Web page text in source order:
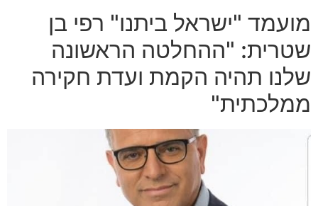
מועמד "ישראל ביתנו" רפי בן
שטרית: "ההחלטה הראשונה
שלנו תהיה הקמת ועדת חקירה
ממלכתית"